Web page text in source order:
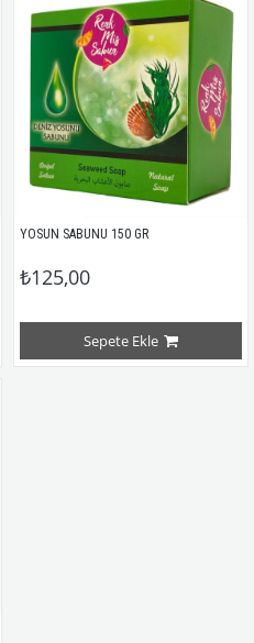
YOSUN SABUNU 150 GR
₺125,00
Sepete Ekle